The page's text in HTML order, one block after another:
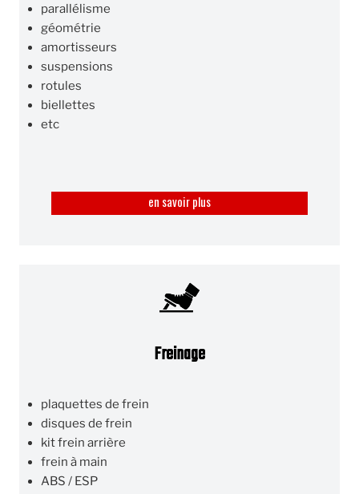
parallélisme
géométrie
amortisseurs
suspensions
rotules
biellettes
etc
en savoir plus
Freinage
plaquettes de frein
disques de frein
kit frein arrière
frein à main
ABS / ESP